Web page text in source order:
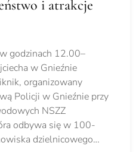
i atrakcje
godzinach 12.00–
w Gnieźnie
organizowany
Policji w Gnieźnie przy
NSZZ
odbywa się w 100-
dzielnicowego…